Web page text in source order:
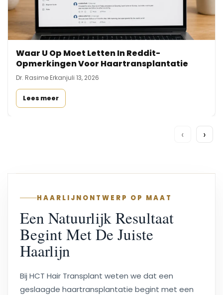
Waar U Op Moet Letten In Reddit-
Opmerkingen Voor Haartransplantatie
Dr. Rasime Erkanjuli 13, 2026
Lees meer
‹ ›
HAARLIJNONTWERP OP MAAT
Een Natuurlijk Resultaat
Begint Met De Juiste
Haarlijn
Bij HCT Hair Transplant weten we dat een
geslaagde haartransplantatie begint met een